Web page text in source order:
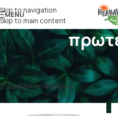
Skip to navigation
Skip to main content
MENU
Αρχική σελίδα/ Προϊόντα με
Προβάλλονται όλα - 4 αποτελέσματα
Εμφάνιση Φίλτρων